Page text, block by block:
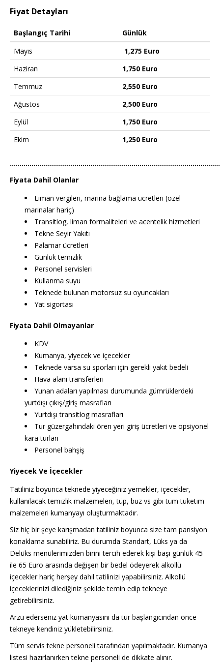
Fiyat Detayları
Başlangıç Tarihi
Günlük
Mayıs
1,275 Euro
Haziran
1,750 Euro
Temmuz
2,550 Euro
Ağustos
2,500 Euro
Eylül
1,750 Euro
Ekim
1,250 Euro
Fiyata Dahil Olanlar
Liman vergileri, marina bağlama ücretleri (özel
marinalar hariç)
Transitlog, liman formaliteleri ve acentelik hizmetleri
Tekne Seyir Yakıtı
Palamar ücretleri
Günlük temizlik
Personel servisleri
Kullanma suyu
Teknede bulunan motorsuz su oyuncakları
Yat sigortası
Fiyata Dahil Olmayanlar
KDV
Kumanya, yiyecek ve içecekler
Teknede varsa su sporları için gerekli yakıt bedeli
Hava alanı transferleri
Yunan adaları yapılması durumunda gümrüklerdeki
yurtdışı çıkış/giriş masrafları
Yurtdışı transitlog masrafları
Tur güzergahındaki ören yeri giriş ücretleri ve opsiyonel
kara turları
Personel bahşiş
Yiyecek Ve İçecekler
Tatiliniz boyunca teknede yiyeceğiniz yemekler, içecekler,
kullanılacak temizlik malzemeleri, tüp, buz vs gibi tüm tüketim
malzemeleri kumanyayı oluşturmaktadır.
Siz hiç bir şeye karışmadan tatiliniz boyunca size tam pansiyon
konaklama sunabiliriz. Bu durumda Standart, Lüks ya da
Delüks menülerimizden birini tercih ederek kişi başı günlük 45
ile 65 Euro arasında değişen bir bedel ödeyerek alkollü
içecekler hariç herşey dahil tatilinizi yapabilirsiniz. Alkollü
içeceklerinizi dilediğiniz şekilde temin edip tekneye
getirebilirsiniz.
Arzu ederseniz yat kumanyasını da tur başlangıcından önce
tekneye kendiniz yükletebilirsiniz.
Tüm servis tekne personeli tarafından yapılmaktadır. Kumanya
listesi hazırlanırken tekne personeli de dikkate alınır.